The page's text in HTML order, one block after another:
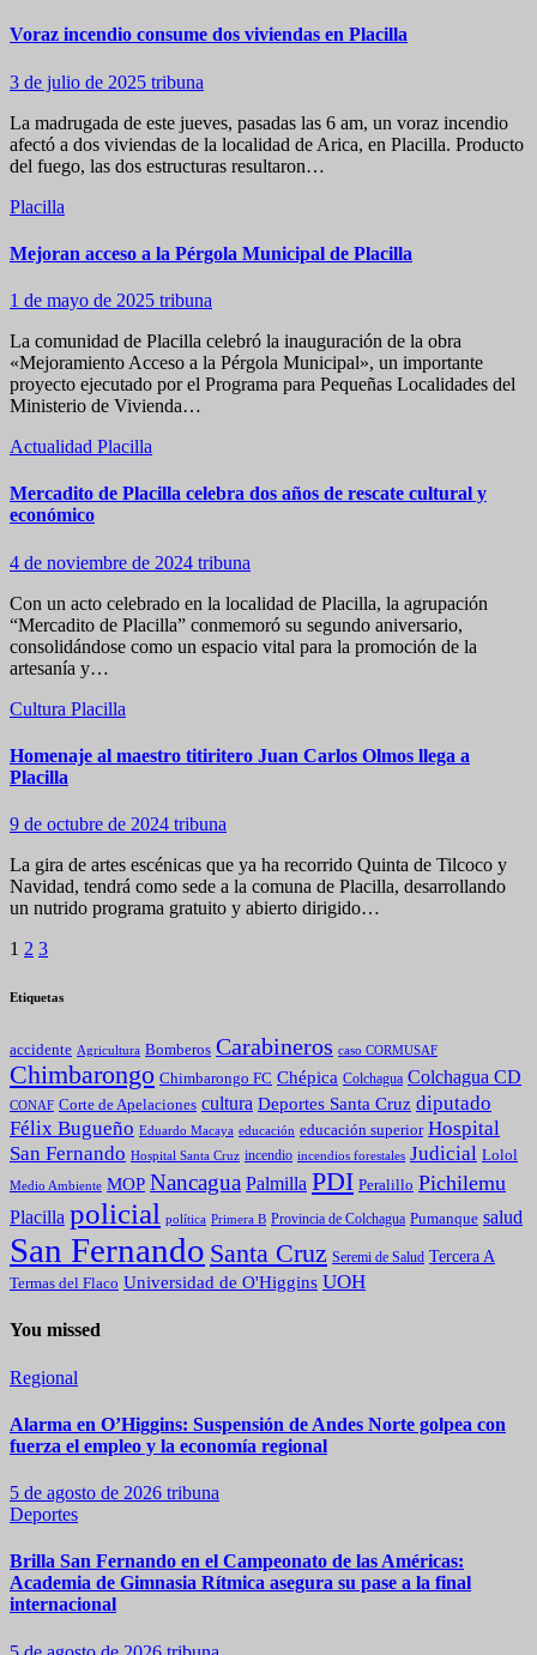
Voraz incendio consume dos viviendas en Placilla
3 de julio de 2025 tribuna
La madrugada de este jueves, pasadas las 6 am, un voraz incendio
afectó a dos viviendas de la localidad de Arica, en Placilla. Producto
del fuego, las dos estructuras resultaron…
Placilla
Mejoran acceso a la Pérgola Municipal de Placilla
1 de mayo de 2025 tribuna
La comunidad de Placilla celebró la inauguración de la obra
«Mejoramiento Acceso a la Pérgola Municipal», un importante
proyecto ejecutado por el Programa para Pequeñas Localidades del
Ministerio de Vivienda…
Actualidad Placilla
Mercadito de Placilla celebra dos años de rescate cultural y
económico
4 de noviembre de 2024 tribuna
Con un acto celebrado en la localidad de Placilla, la agrupación
“Mercadito de Placilla” conmemoró su segundo aniversario,
consolidándose como un espacio vital para la promoción de la
artesanía y…
Cultura Placilla
Homenaje al maestro titiritero Juan Carlos Olmos llega a
Placilla
9 de octubre de 2024 tribuna
La gira de artes escénicas que ya ha recorrido Quinta de Tilcoco y
Navidad, tendrá como sede a la comuna de Placilla, desarrollando
un nutrido programa gratuito y abierto dirigido…
Paginación
de
1 2 3
Etiquetas
accidente Agricultura Bomberos Carabineros caso CORMUSAF
Chimbarongo Chimbarongo FC Chépica Colchagua Colchagua CD
CONAF Corte de Apelaciones cultura Deportes Santa Cruz diputado
Félix Bugueño Eduardo Macaya educación educación superior Hospital
San Fernando Hospital Santa Cruz incendio incendios forestales Judicial Lolol
Medio Ambiente MOP Nancagua Palmilla PDI Peralillo Pichilemu
Placilla policial política Primera B Provincia de Colchagua Pumanque salud
San Fernando Santa Cruz Seremi de Salud Tercera A
Termas del Flaco Universidad de O'Higgins UOH
You missed
Regional
Alarma en O’Higgins: Suspensión de Andes Norte golpea con
fuerza el empleo y la economía regional
5 de agosto de 2026 tribuna
Deportes
Brilla San Fernando en el Campeonato de las Américas:
Academia de Gimnasia Rítmica asegura su pase a la final
internacional